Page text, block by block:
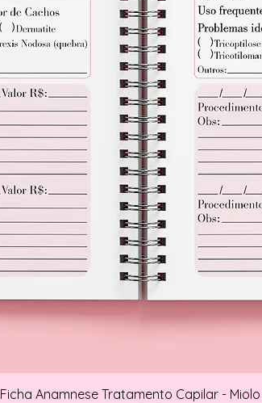
Ficha Anamnese Tratamento Capilar -